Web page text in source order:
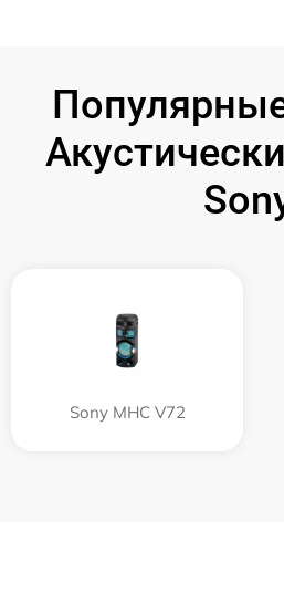
Sony MHC V72